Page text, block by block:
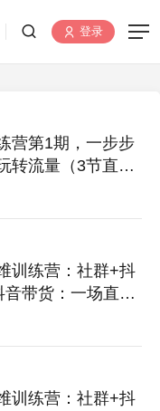
登录
营第1期，一步步
转流量（3节直播
训练营：社群+抖
带货：一场直播
训练营：社群+抖